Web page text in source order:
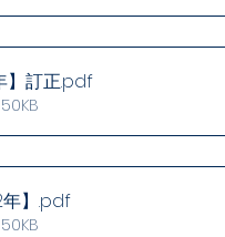
】訂正.pdf
】 .pdf